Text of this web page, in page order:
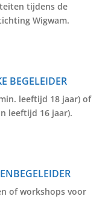
tijdens de
Wigwam.
BEGELEIDER
leeftijd 18 jaar) of
leeftijd 16 jaar).
of workshops voor